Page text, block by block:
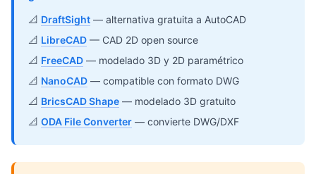
📐 DraftSight — alternativa gratuita a AutoCAD
📐 LibreCAD — CAD 2D open source
📐 FreeCAD — modelado 3D y 2D paramétrico
📐 NanoCAD — compatible con formato DWG
📐 BricsCAD Shape — modelado 3D gratuito
📐 ODA File Converter — convierte DWG/DXF